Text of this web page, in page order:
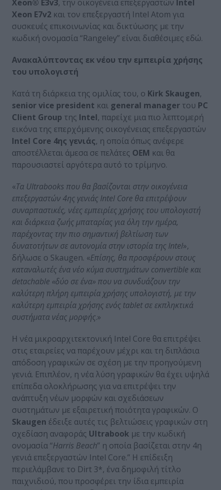
Xeon® E3v3, την οικογένεια επεξεργαστών Intel
Xeon E7v2 και τον επεξεργαστή Intel Atom για
συσκευές επικοινωνίας και δικτύωσης με την
κωδική ονομασία “Rangeley” είναι διαθέσιμες εδώ.
Ανακαλύπτοντας εκ νέου την εμπειρία χρήσης
του υπολογιστή
Κατά τη διάρκεια της ομιλίας του, ο Kirk Skaugen,
senior vice president και general manager του PC
Client Group της Intel, παρείχε μια πιο λεπτομερή
εικόνα της επερχόμενης οικογένειας επεξεργαστών
Intel Core 4ης γενιάς, η οποία όπως ανέφερε
αποστέλλεται άμεσα σε πελάτες ΟΕΜ και θα
παρουσιαστεί αργότερα αυτό το τρίμηνο.
«Τα Ultrabooks που θα βασίζονται στην οικογένεια
επεξεργαστών 4ης γενιάς Intel Core θα επιτρέψουν
συναρπαστικές, νέες εμπειρίες χρήσης του υπολογιστή
και διάρκεια ζωής μπαταρίας για όλη την ημέρα,
παρέχοντας την πιο σημαντική βελτίωση των
δυνατοτήτων σε αυτονομία στην ιστορία της Intel»,
δήλωσε ο Skaugen. «Επίσης, θα προσφέρουν στους
καταναλωτές ένα νέο κύμα συστημάτων convertible και
detachable «δύο σε ένα» που να συνδυάζουν την
καλύτερη πλήρη εμπειρία χρήσης υπολογιστή, με την
καλύτερη εμπειρία χρήσης ενός tablet σε εκπληκτικά
συστήματα νέας μορφής.»
Η νέα μικροαρχιτεκτονική Intel Core θα επιτρέψει
στις εταιρείες να παρέχουν μέχρι και τη διπλάσια
απόδοση γραφικών σε σχέση με την προηγούμενη
γενιά. Επιπλέον, η νέα λύση γραφικών θα έχει υψηλά
επίπεδα ολοκλήρωσης για να επιτρέψει την
ανάπτυξη νέων μορφών και σχεδιάσεων
συστημάτων με εξαιρετική ποιότητα γραφικών. Ο
Skaugen έδειξε αυτές τις βελτιώσεις γραφικών στη
σχεδίαση αναφοράς Ultrabook με την κωδική
ονομασία “Harris Beach” η οποία βασίζεται στην 4η
γενιά επεξεργαστών Intel Core.” Η επίδειξη
περιελάμβανε το Dirt 3*, ένα δημοφιλή τίτλο
παιχνιδιού, που προσφέρει την ίδια εμπειρία